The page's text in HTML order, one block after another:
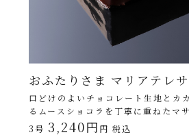
おふたりさま マリアテレ
口どけのよいチョコレート生地とカ
るムースショコラを丁寧に重ねたマ
3号 3,240円 円 税込